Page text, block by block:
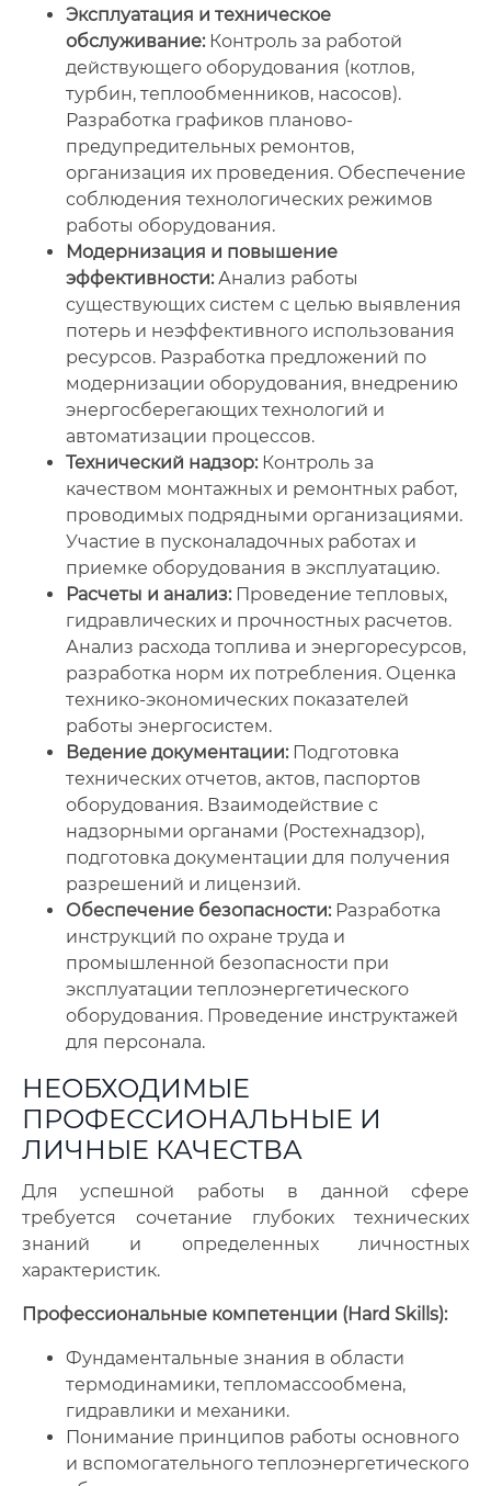
Эксплуатация и техническое
обслуживание:Контроль за работой
действующего оборудования (котлов,
турбин, теплообменников, насосов).
Разработка графиков планово-
предупредительных ремонтов,
организация их проведения. Обеспечение
соблюдения технологических режимов
работы оборудования.
Модернизация и повышение
эффективности:Анализ работы
существующих систем с целью выявления
потерь и неэффективного использования
ресурсов. Разработка предложений по
модернизации оборудования, внедрению
энергосберегающих технологий и
автоматизации процессов.
Технический надзор:Контроль за
качеством монтажных и ремонтных работ,
проводимых подрядными организациями.
Участие в пусконаладочных работах и
приемке оборудования в эксплуатацию.
Расчеты и анализ:Проведение тепловых,
гидравлических и прочностных расчетов.
Анализ расхода топлива и энергоресурсов,
разработка норм их потребления. Оценка
технико-экономических показателей
работы энергосистем.
Ведение документации:Подготовка
технических отчетов, актов, паспортов
оборудования. Взаимодействие с
надзорными органами (Ростехнадзор),
подготовка документации для получения
разрешений и лицензий.
Обеспечение безопасности:Разработка
инструкций по охране труда и
промышленной безопасности при
эксплуатации теплоэнергетического
оборудования. Проведение инструктажей
для персонала.
НЕОБХОДИМЫЕ
ПРОФЕССИОНАЛЬНЫЕ И
ЛИЧНЫЕ КАЧЕСТВА
Для успешной работы в данной сфере
требуется сочетание глубоких технических
знаний и определенных личностных
характеристик.
Профессиональные компетенции (Hard Skills):
Фундаментальные знания в области
термодинамики, тепломассообмена,
гидравлики и механики.
Понимание принципов работы основного
и вспомогательного теплоэнергетического